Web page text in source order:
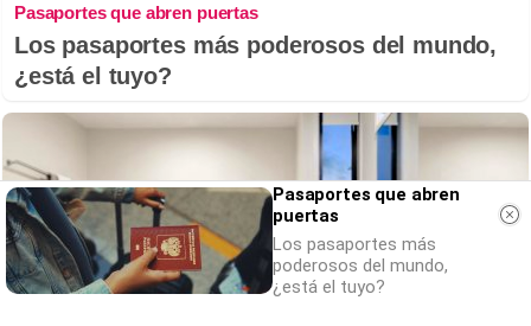
Pasaportes que abren puertas
Los pasaportes más poderosos del mundo,
¿está el tuyo?
Pasaportes que abren
puertas
Los pasaportes más
poderosos del mundo,
¿está el tuyo?